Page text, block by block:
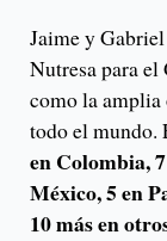
Jaime y
Nutresa para
como la amplia
todo el mundo.
en Colombia,
México, 5 en
10 más en